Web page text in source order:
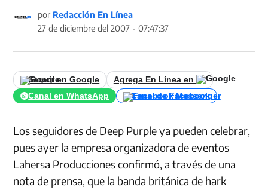
por Redacción En Línea
27 de diciembre del 2007 - 07:47:37
Seguir en Google
Agrega En Línea en
Canal en WhatsApp
Canal de Facebook
Los seguidores de Deep Purple ya pueden celebrar,
pues ayer la empresa organizadora de eventos
Lahersa Producciones confirmó, a través de una
nota de prensa, que la banda británica de hark